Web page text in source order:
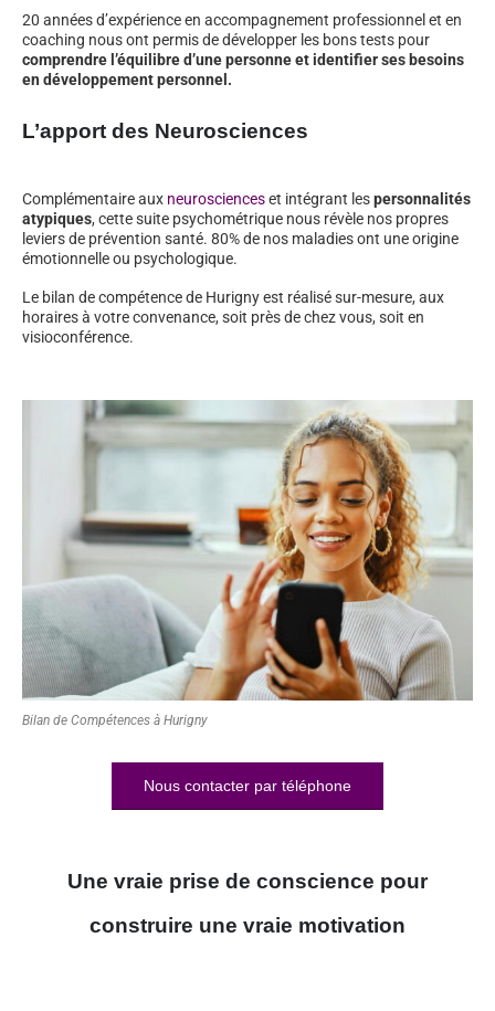
20 années d’expérience en accompagnement professionnel et en
coaching nous ont permis de développer les bons tests pour
comprendre l’équilibre d’une personne et identifier ses besoins
en développement personnel.
L’apport des Neurosciences
Complémentaire aux neuroscienceset intégrant lespersonnalités
atypiques, cette suite psychométrique nous révèle nos propres
leviers de prévention santé. 80% de nos maladies ont une origine
émotionnelle ou psychologique.
Le bilan de compétence de Hurigny est réalisé sur-mesure, aux
horaires à votre convenance, soit près de chez vous, soit en
visioconférence.
Bilan de Compétences à Hurigny
Nous contacter par téléphone
Une vraie prise de conscience pour
construire une vraie motivation